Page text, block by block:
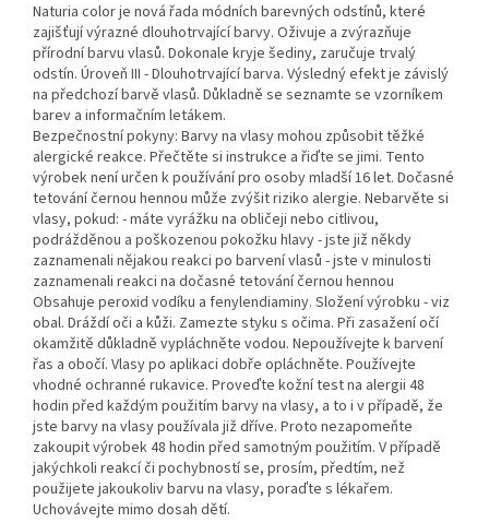
Naturia color je nová řada módních barevných odstínů, které
zajišťují výrazné dlouhotrvající barvy. Oživuje a zvýrazňuje
přírodní barvu vlasů. Dokonale kryje šediny, zaručuje trvalý
odstín. Úroveň III - Dlouhotrvající barva. Výsledný efekt je závislý
na předchozí barvě vlasů. Důkladně se seznamte se vzorníkem
barev a informačním letákem.
Bezpečnostní pokyny: Barvy na vlasy mohou způsobit těžké
alergické reakce. Přečtěte si instrukce a řiďte se jimi. Tento
výrobek není určen k používání pro osoby mladší 16 let. Dočasné
tetování černou hennou může zvýšit riziko alergie. Nebarvěte si
vlasy, pokud: - máte vyrážku na obličeji nebo citlivou,
podrážděnou a poškozenou pokožku hlavy - jste již někdy
zaznamenali nějakou reakci po barvení vlasů - jste v minulosti
zaznamenali reakci na dočasné tetování černou hennou
Obsahuje peroxid vodíku a fenylendiaminy. Složení výrobku - viz
obal. Dráždí oči a kůži. Zamezte styku s očima. Při zasažení očí
okamžitě důkladně vypláchněte vodou. Nepoužívejte k barvení
řas a obočí. Vlasy po aplikaci dobře opláchněte. Používejte
vhodné ochranné rukavice. Proveďte kožní test na alergii 48
hodin před každým použitím barvy na vlasy, a to i v případě, že
jste barvy na vlasy používala již dříve. Proto nezapomeňte
zakoupit výrobek 48 hodin před samotným použitím. V případě
jakýchkoli reakcí či pochybností se, prosím, předtím, než
použijete jakoukoliv barvu na vlasy, poraďte s lékařem.
Uchovávejte mimo dosah dětí.